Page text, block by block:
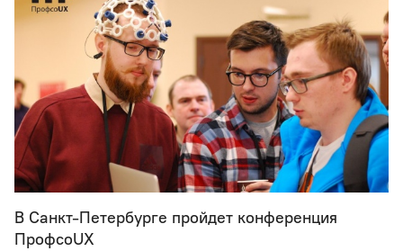
В Санкт-Петербурге пройдет конференция
ПрофсоUX